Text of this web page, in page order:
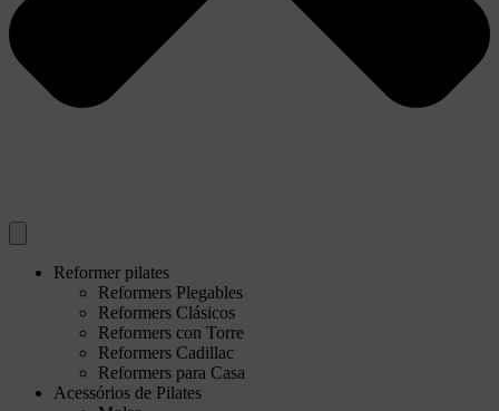
Reformer pilates
Reformers Plegables
Reformers Clásicos
Reformers con Torre
Reformers Cadillac
Reformers para Casa
Acessórios de Pilates